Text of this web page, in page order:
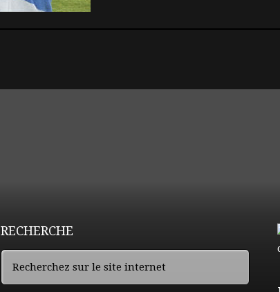
RECHERCHE